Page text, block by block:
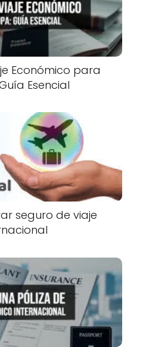
Económico para
Esencial
seguro de viaje